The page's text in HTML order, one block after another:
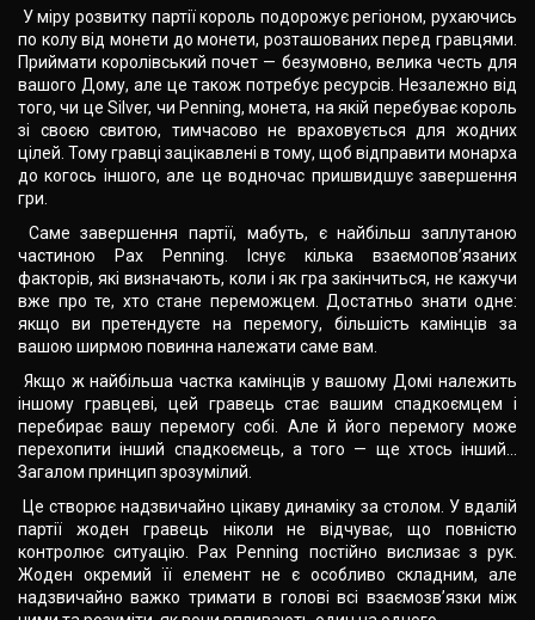
У міру розвитку партії король подорожує регіоном, рухаючись
по колу від монети до монети, розташованих перед гравцями.
Приймати королівський почет — безумовно, велика честь для
вашого Дому, але це також потребує ресурсів. Незалежно від
того, чи це Silver, чи Penning, монета, на якій перебуває король
зі своєю свитою, тимчасово не враховується для жодних
цілей. Тому гравці зацікавлені в тому, щоб відправити монарха
до когось іншого, але це водночас пришвидшує завершення
гри.
Саме завершення партії, мабуть, є найбільш заплутаною
частиною Pax Penning. Існує кілька взаємопов’язаних
факторів, які визначають, коли і як гра закінчиться, не кажучи
вже про те, хто стане переможцем. Достатньо знати одне:
якщо ви претендуєте на перемогу, більшість камінців за
вашою ширмою повинна належати саме вам.
Якщо ж найбільша частка камінців у вашому Домі належить
іншому гравцеві, цей гравець стає вашим спадкоємцем і
перебирає вашу перемогу собі. Але й його перемогу може
перехопити інший спадкоємець, а того — ще хтось інший…
Загалом принцип зрозумілий.
Це створює надзвичайно цікаву динаміку за столом. У вдалій
партії жоден гравець ніколи не відчуває, що повністю
контролює ситуацію. Pax Penning постійно вислизає з рук.
Жоден окремий її елемент не є особливо складним, але
надзвичайно важко тримати в голові всі взаємозв’язки між